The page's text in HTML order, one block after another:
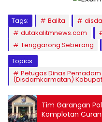
Tags: Balita
dutakalitmnews.com
Tenggarong Seberang
Topics:
Petugas Dinas
(Disdamkarmatan)
Tim Garangan
Komplotan